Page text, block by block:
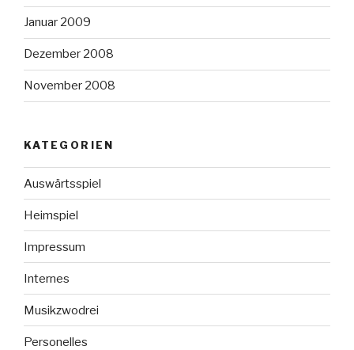
Januar 2009
Dezember 2008
November 2008
KATEGORIEN
Auswärtsspiel
Heimspiel
Impressum
Internes
Musikzwodrei
Personelles